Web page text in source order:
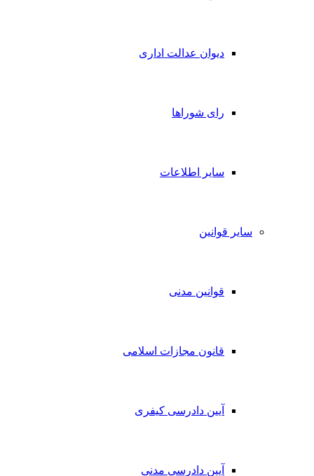
دیوان عدالت اداری
رای شوراها
سایر اطلاعات
سایر قوانین
قوانین مدنی
قانون مجازات اسلامی
آیین دادرسی کیفری
آیین دادرسی مدنی